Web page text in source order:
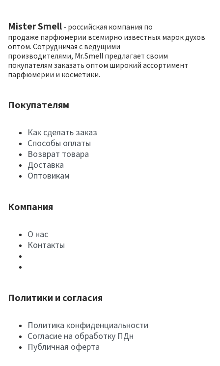
Mister Smell - российская компания по
продаже парфюмерии всемирно известных марок духов
оптом. Сотрудничая с ведущими
производителями, Mr.Smell предлагает своим
покупателям заказать оптом широкий ассортимент
парфюмерии и косметики.
Покупателям
Как сделать заказ
Способы оплаты
Возврат товара
Доставка
Оптовикам
Компания
О нас
Контакты
Политики и согласия
Политика конфиденциальности
Согласие на обработку ПДн
Публичная оферта